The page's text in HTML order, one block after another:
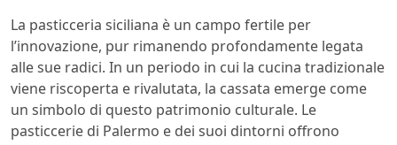
La pasticceria siciliana è un campo fertile per
l’innovazione, pur rimanendo profondamente legata
alle sue radici. In un periodo in cui la cucina tradizionale
viene riscoperta e rivalutata, la cassata emerge come
un simbolo di questo patrimonio culturale. Le
pasticcerie di Palermo e dei suoi dintorni offrono